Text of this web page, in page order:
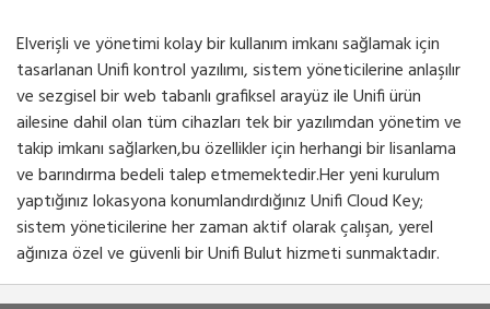
Elverişli ve yönetimi kolay bir kullanım imkanı sağlamak için
tasarlanan Unifi kontrol yazılımı, sistem yöneticilerine anlaşılır
ve sezgisel bir web tabanlı grafiksel arayüz ile Unifi ürün
ailesine dahil olan tüm cihazları tek bir yazılımdan yönetim ve
takip imkanı sağlarken,bu özellikler için herhangi bir lisanlama
ve barındırma bedeli talep etmemektedir.Her yeni kurulum
yaptığınız lokasyona konumlandırdığınız Unifi Cloud Key;
sistem yöneticilerine her zaman aktif olarak çalışan, yerel
ağınıza özel ve güvenli bir Unifi Bulut hizmeti sunmaktadır.